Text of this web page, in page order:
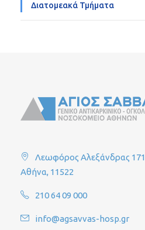
Διατομεακά Τμήματα
Λεωφόρος Αλεξάνδρας 171
Αθήνα, 11522
210 64 09 000
info@agsavvas-hosp.gr